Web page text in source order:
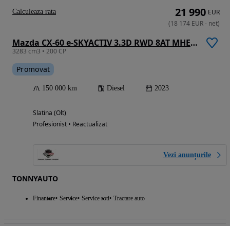
Mazda CX-60 e-SKYACTIV 3.3D RWD 8AT MHEV Exclusive-line
3283 cm3 • 200 CP
Promovat
150 000 km Diesel 2023
Slatina (Olt)
Profesionist • Reactualizat
Vezi anunțurile
TONNYAUTO
Finantare Service Service roti Tractare auto
21 990 EUR
(18 174 EUR- net)
Calculeaza rata